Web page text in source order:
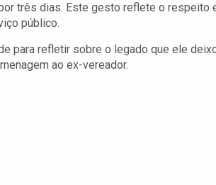
três dias. Este gesto reflete o respeito
público.
para refletir sobre o legado que ele
ao ex-vereador.